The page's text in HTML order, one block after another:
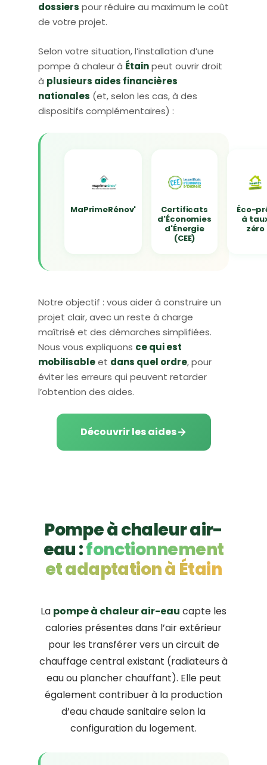
dossiers pour réduire au maximum le coût
de votre projet.
Selon votre situation, l’installation d’une
pompe à chaleur à Étainpeut ouvrir droit
à plusieurs aides financières
nationales (et, selon les cas, à des
dispositifs complémentaires) :
MaPrimeRénov'
Certificats
d'Économies
d'Énergie
(CEE)
Éco-
à
zéro
Notre objectif : vous aider à construire un
projet clair, avec un reste à charge
maîtrisé et des démarches simplifiées.
Nous vous expliquons ce qui est
mobilisableet dans quel ordre, pour
éviter les erreurs qui peuvent retarder
l’obtention des aides.
Découvrir les aides
Pompe à chaleur air-
eau :fonctionnement
et adaptation à Étain
La pompe à chaleur air-eau capte les
calories présentes dans l’air extérieur
pour les transférer vers un circuit de
chauffage central existant (radiateurs à
eau ou plancher chauffant). Elle peut
également contribuer à la production
d’eau chaude sanitaire selon la
configuration du logement.